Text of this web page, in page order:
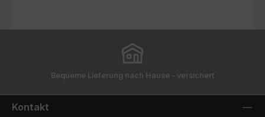
Bequeme Lieferung nach Hause – versichert
Kontakt